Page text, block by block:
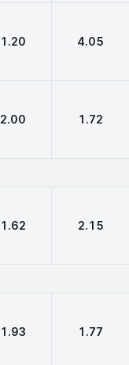
1.20 4.05
2.00 1.72
1.62 2.15
1.93 1.77